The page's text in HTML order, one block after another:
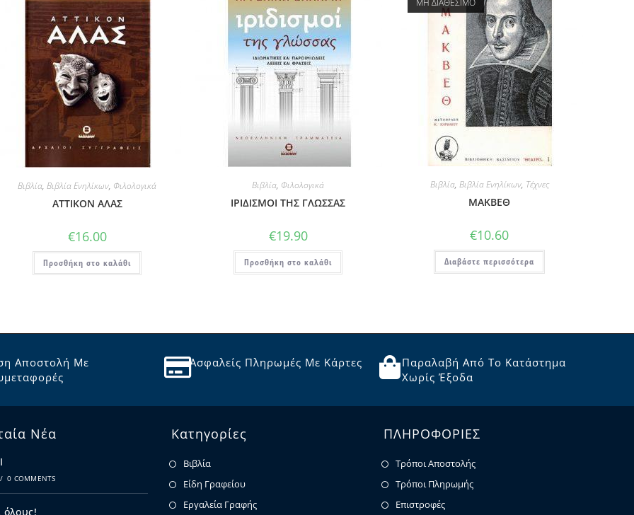
Βιβλία,Βιβλία Ενηλίκων, Φιλολογικά
ΑΤΤΙΚΟΝ ΑΛΑΣ
€16.00
Προσθήκη στο καλάθι
Βιβλία, Φιλολογικά
ΙΡΙΔΙΣΜΟΙ ΤΗΣ ΓΛΩΣΣΑΣ
€19.90
Προσθήκη στο καλάθι
Βιβλία, Βιβλία Ενηλίκων, Τέχνες
ΜΑΚΒΕΘ
€10.60
Διαβάστε περισσότερα
Αποστολή Με
Ασφαλείς Πληρωμές Με Κάρτες
Παραλαβή Από Το Κατάστημα
Χωρίς Έξοδα
Νέα
/ 0 COMMENTS
όλους!
Κατηγορίες
Βιβλία
Είδη Γραφείου
Εργαλεία Γραφής
ΠΛΗΡΟΦΟΡΙΕΣ
Τρόποι Αποστολής
Τρόποι Πληρωμής
Επιστροφές